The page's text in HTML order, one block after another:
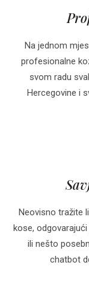
Na jednom
profesionalne
svom radu
Hercegovine i
Neovisno tražite
kose,
ili nešto
chatbot